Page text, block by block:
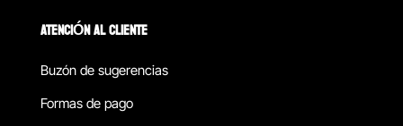
ATENCIÓN AL CLIENTE
Buzón de sugerencias
Formas de pago